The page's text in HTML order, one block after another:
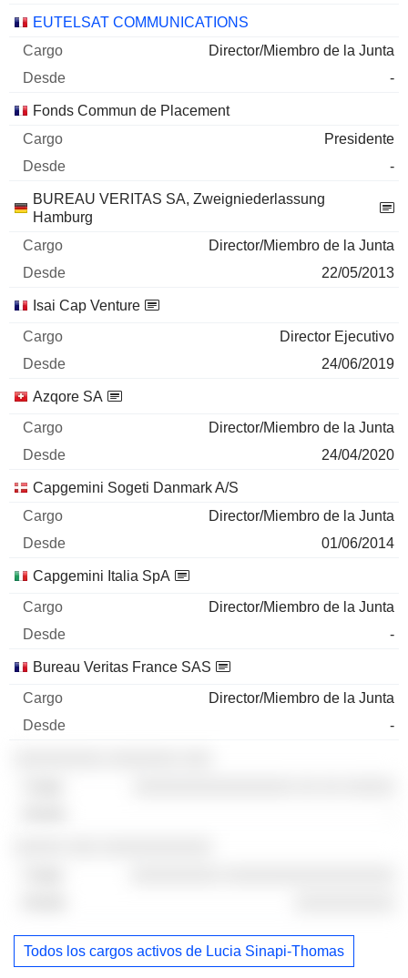
EUTELSAT COMMUNICATIONS
Director/Miembro de la Junta
-
Fonds Commun de Placement
Presidente
-
BUREAU VERITAS SA, Zweigniederlassung
Hamburg
Director/Miembro de la Junta
22/05/2013
Isai Cap Venture
Director Ejecutivo
24/06/2019
Azqore SA
Director/Miembro de la Junta
24/04/2020
Capgemini Sogeti Danmark A/S
Director/Miembro de la Junta
01/06/2014
Capgemini Italia SpA
Director/Miembro de la Junta
-
Bureau Veritas France SAS
Director/Miembro de la Junta
-
Todos los cargos activos de Lucia Sinapi-Thomas